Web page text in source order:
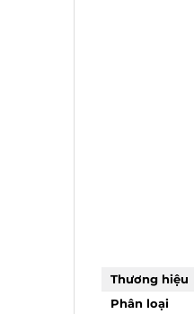
Thương hiệu
Phân loại